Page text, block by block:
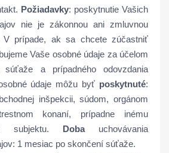
Požiadavky: poskytnutie Vašich
nie je zákonnou ani zmluvnou
V prípade, ak sa chcete zúčastniť
Vaše osobné údaje za účelom
súťaže a prípadného odovzdania
údaje môžu byť poskytnuté:
inšpekcii, súdom, orgánom
konaní, prípadne inému
subjektu. Dobauchovávania
1 mesiac po skončení súťaže.